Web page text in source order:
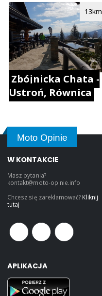
Zbójnicka Chata -
Ustroń, Równica
13km
Moto Opinie
W KONTAKCIE
Masz pytania?
kontakt@moto-opinie.info
Chcesz się zareklamować? Kliknij
tutaj
APLIKACJA